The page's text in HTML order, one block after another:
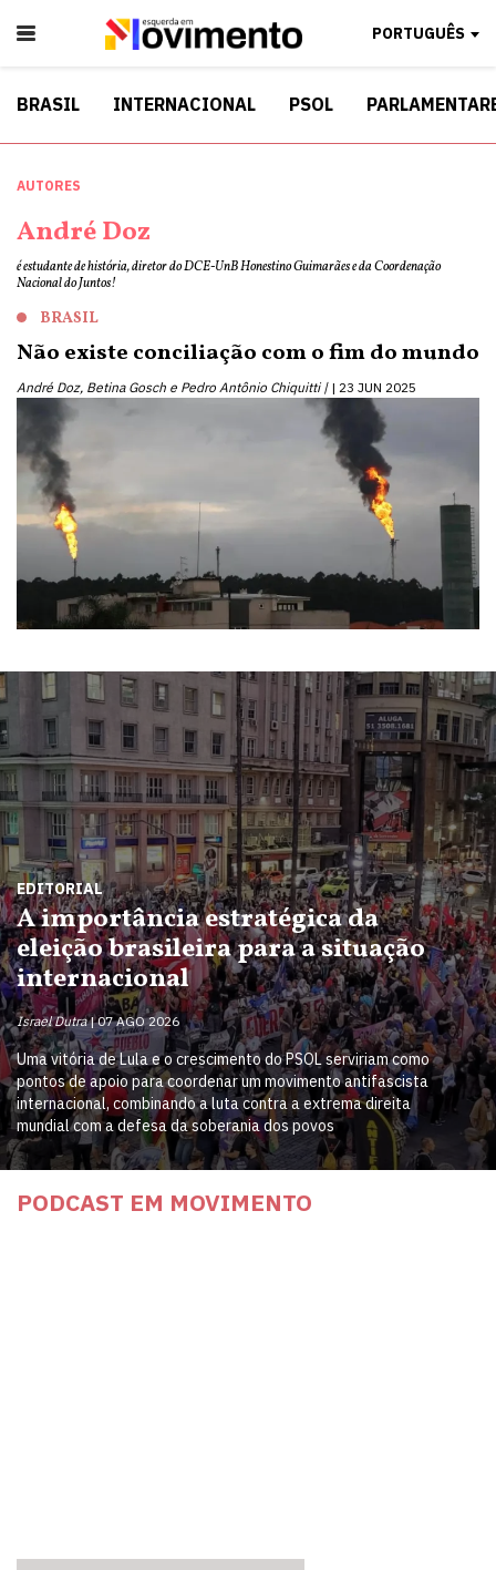
PORTUGUÊS
BRASIL INTERNACIONAL PSOL
AUTORES
André Doz
é estudante de história, diretor do DCE-UnB Honestino Guimarães e da Coordenação
Nacional do Juntos!
BRASIL
Não existe conciliação com o fim do mundo
André Doz, Betina Gosch e Pedro Antônio Chiquitti | 23 JUN 2025
EDITORIAL
A importância estratégica da
eleição brasileira para a situação
internacional
Israel Dutra 07 AGO 2026
Uma vitória de Lula e o crescimento do PSOL serviriam como
pontos de apoio para coordenar um movimento antifascista
internacional, combinando a luta contra a extrema direita
mundial com a defesa da soberania dos povos
PODCAST EM MOVIMENTO